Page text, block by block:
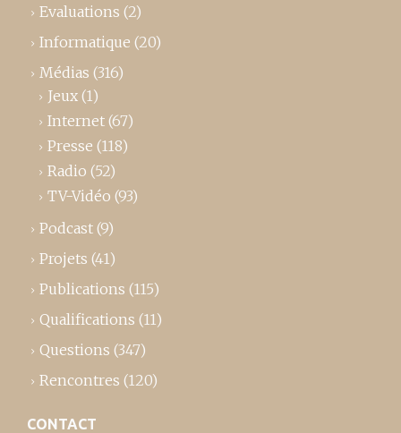
Evaluations (2)
Informatique (20)
Médias (316)
Jeux (1)
Internet (67)
Presse (118)
Radio (52)
TV-Vidéo (93)
Podcast (9)
Projets (41)
Publications (115)
Qualifications (11)
Questions (347)
Rencontres (120)
CONTACT